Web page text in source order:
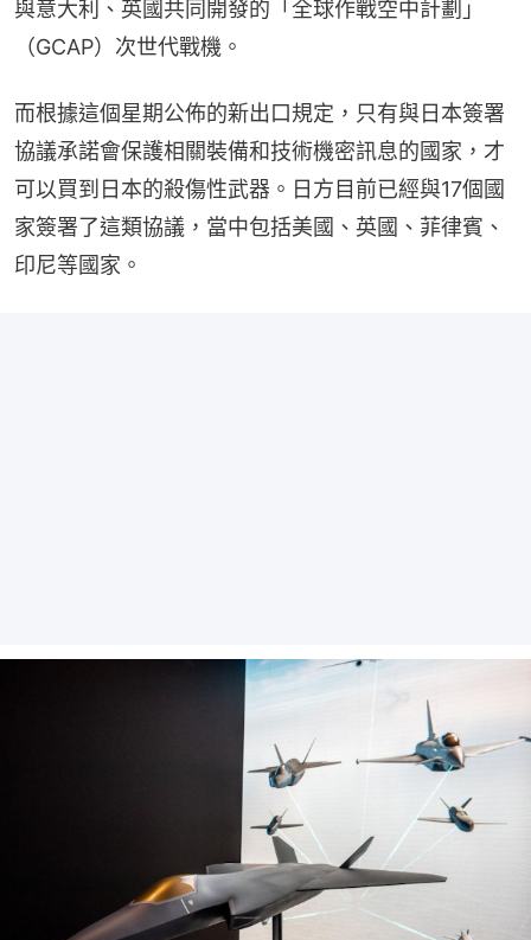
與意大利、英國共同開發的「全球作戰空中計劃」
（GCAP）次世代戰機。
而根據這個星期公佈的新出口規定，只有與日本簽署
協議承諾會保護相關裝備和技術機密訊息的國家，才
可以買到日本的殺傷性武器。日方目前已經與17個國
家簽署了這類協議，當中包括美國、英國、菲律賓、
印尼等國家。